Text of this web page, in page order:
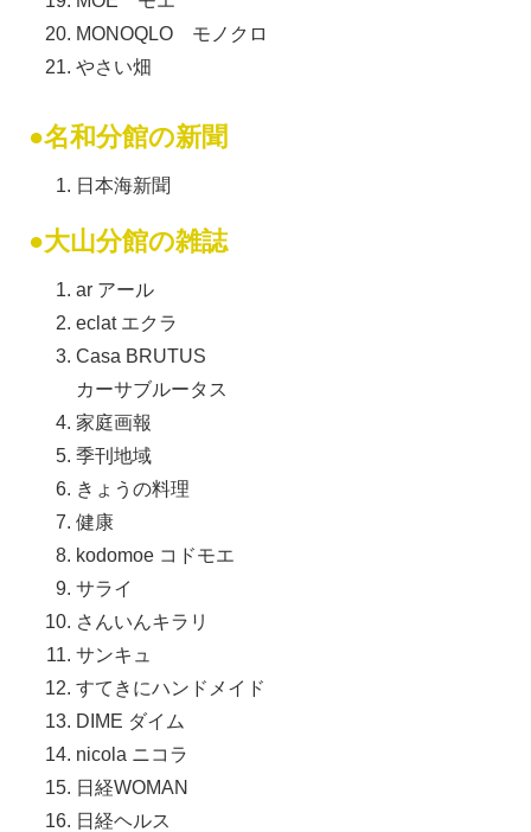
MONOQLO モノクロ
やさい畑
●名和分館の新聞
日本海新聞
●大山分館の雑誌
ar アール
eclat エクラ
Casa BRUTUS
カーサブルータス
家庭画報
季刊地域
きょうの料理
健康
kodomoe コドモエ
サライ
さんいんキラリ
サンキュ
すてきにハンドメイド
DIME ダイム
nicola ニコラ
日経WOMAN
日経ヘルス